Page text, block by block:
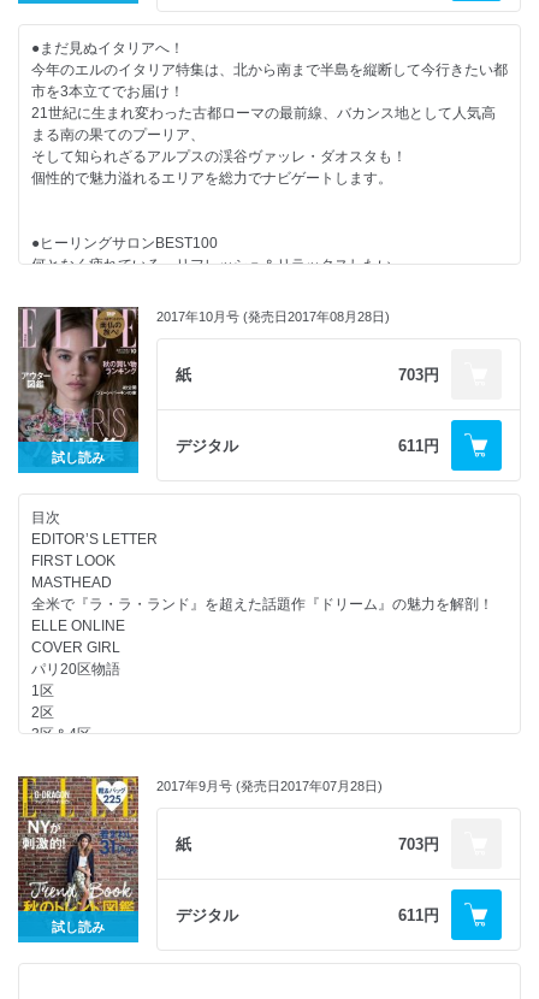
ボタニカルファンタジーの世界へ
秋はスカートで行く！
スタイルアイコンとジュエリーの熱い関係
INSIDER BEAUTY
秋のおしゃれヘア図鑑
ウェルネススキンケアできれいをアップ！
FORTUNE DINNER
癒やしのオーガニックシティ バンクーバーでしたい10のこと
NEWレイヤードで私流におしゃれ！
シャンパンのない人生なんて！
世にも恐ろしい大女優の鬼ママ列伝
大人のマイ・インターン
CULTURE NOW
山田涼介の光と影
HOROSCOPE
ELLE INFORMATION
SHOP LIST
●まだ見ぬイタリアへ！
今年のエルのイタリア特集は、北から南まで半島を縦断して今行きたい都
市を3本立てでお届け！
21世紀に生まれ変わった古都ローマの最前線、バカンス地として人気高
まる南の果てのプーリア、
そして知られざるアルプスの渓谷ヴァッレ・ダオスタも！
個性的で魅力溢れるエリアを総力でナビゲートします。
●ヒーリングサロンBEST100
何となく疲れている、リフレッシュ＆リラックスしたい……
美容通のステディサロンから不調解消スポット、
ごほうびエステまで、目的別に今すぐチェック！
●北欧おしゃれ女子のインテリア術
おしゃれなお部屋の持ち主は、壁やコーナー、カウチといった
重要なパートをセンスよくデコレーションしている。
インテリア自慢の北欧おしゃれピープル11人から各パートの演出法を盗
●着まわし31days
いよいよ秋本番、トレンドと定番アイテムを組み合わせて、
おしゃれを存分に、かつ賢く楽しみたいシーズン。
選りすぐりの18アイテムでつくる、１カ月のリアルな着まわしテクニッ
クをご覧あれ。
●エル独占！フランス大統領夫人「ブリジット・マクロンの告白」
束縛を嫌い自由に生きる姿は国中の憧れの的だ。
フランスの新ミューズがエリゼ宮で自らを初めて語った、スペシャル・イ
ンタビューをお届する。
●【ELLE MEN】男の美学を変えた洋服との出会い
「ラルフ ローレン」のアジア人初のアンバサダーとなったAKIRA。
EXILEやEXILE THE SECONDのパフォーマー、
試し読み
2017年10月号 (発売日2017年08月28日)
紙 703円
デジタル 611円
目次
EDITOR’S LETTER
FIRST LOOK
MASTHEAD
全米で『ラ・ラ・ランド』を超えた話題作『ドリーム』の魅力を解剖！
ELLE ONLINE
COVER GIRL
パリ20区物語
1区
2区
3区＆4区
6区＆7区
8区
9区
10区
11区
12区
14区＆15区
16区＆17区
試し読み
2017年9月号 (発売日2017年07月28日)
紙 703円
デジタル 611円